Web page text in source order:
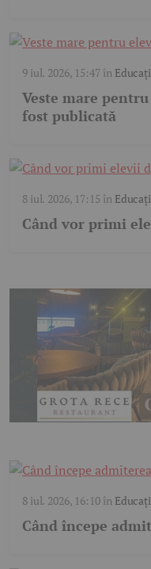
9 iul. 2026, 15:47în
Veste mare
fost publicată
8 iul. 2026, 17:15 în
Când vor primi
8 iul. 2026, 16:10în
Când începe